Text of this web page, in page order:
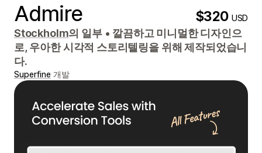
Admire $320USD
Stockholm의 일부 • 깔끔하고 미니멀한 디자인으
로, 우아한 시각적 스토리텔링을 위해 제작되었습니
다.
Superfine 개발